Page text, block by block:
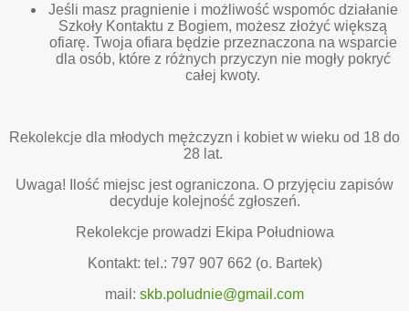
Jeśli masz pragnienie i możliwość wspomóc działanie
Szkoły Kontaktu z Bogiem, możesz złożyć większą
ofiarę. Twoja ofiara będzie przeznaczona na wsparcie
dla osób, które z różnych przyczyn nie mogły pokryć
całej kwoty.
Rekolekcje dla młodych mężczyzn i kobiet w wieku od 18 do
28 lat.
Uwaga! Ilość miejsc jest ograniczona. O przyjęciu zapisów
decyduje kolejność zgłoszeń.
Rekolekcje prowadzi Ekipa Południowa
Kontakt: tel.: 797 907 662 (o. Bartek)
mail: skb.poludnie@gmail.com